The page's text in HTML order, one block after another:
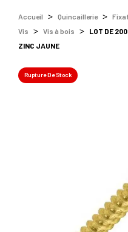
Accueil Quincaillerie
Vis
Vis à bois
LOT DE
ZINC JAUNE
Rupture De Stock